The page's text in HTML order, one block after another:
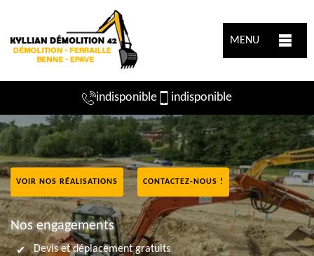
MENU
indisponible indisponible
VOIR NOS RÉALISATIONS CONTACTEZ-NOUS !
Nos engagements
Devis et déplacement gratuits